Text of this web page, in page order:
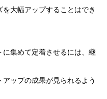
大幅アップすることはでき
集めて定着させるには、継
ップの成果が見られるよう